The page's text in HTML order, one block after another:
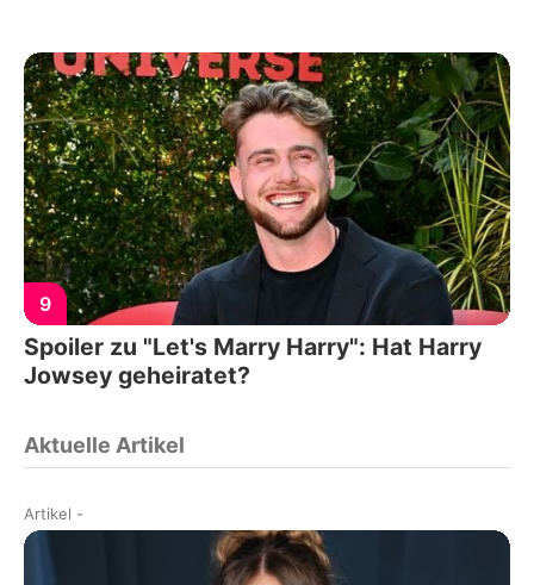
9
Spoiler zu "Let's Marry Harry": Hat Harry
Jowsey geheiratet?
Aktuelle Artikel
Artikel -